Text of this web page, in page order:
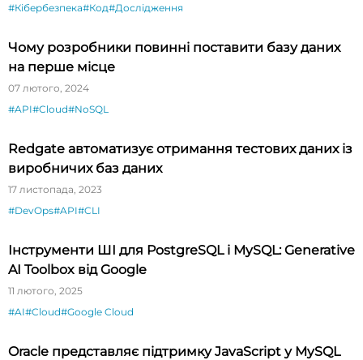
#Кібербезпека#Код#Дослідження
Чому розробники повинні поставити базу даних
на перше місце
07 лютого, 2024
#API#Cloud#NoSQL
Redgate автоматизує отримання тестових даних із
виробничих баз даних
17 листопада, 2023
#DevOps#API#CLI
Інструменти ШІ для PostgreSQL і MySQL: Generative
AI Toolbox від Google
11 лютого, 2025
#AI#Cloud#Google Cloud
Oracle представляє підтримку JavaScript у MySQL